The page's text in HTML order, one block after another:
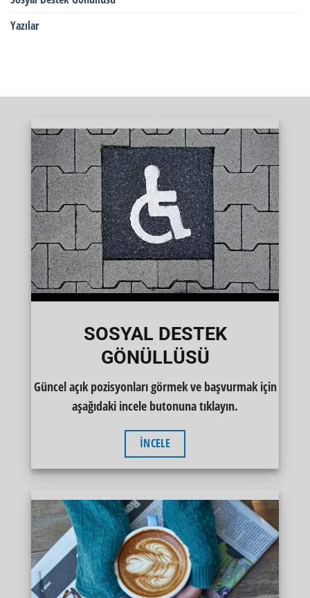
Yazılar
SOSYAL DESTEK
GÖNÜLLÜSÜ
Güncel açık pozisyonları görmek ve başvurmak için
aşağıdaki incele butonuna tıklayın.
İNCELE